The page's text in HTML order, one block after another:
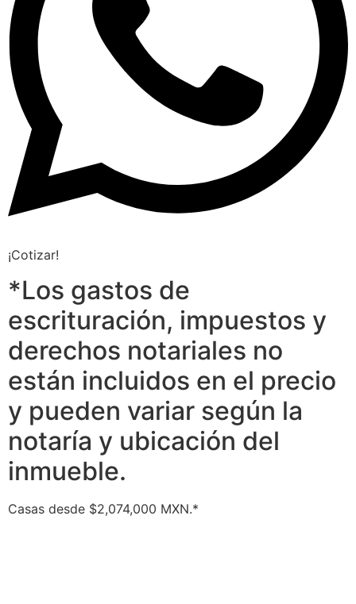
¡Cotizar!
*Los gastos de
escrituración, impuestos y
derechos notariales no
están incluidos en el precio
y pueden variar según la
notaría y ubicación del
inmueble.
Casas desde $2,074,000 MXN.*